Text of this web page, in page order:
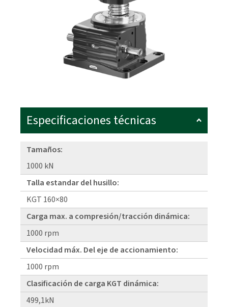
Especificaciones técnicas
Tamaños:
1000 kN
Talla estandar del husillo:
KGT 160×80
Carga max. a compresión/tracción dinámica:
1000 rpm
Velocidad máx. Del eje de accionamiento:
1000 rpm
Clasificación de carga KGT dinámica:
499,1kN